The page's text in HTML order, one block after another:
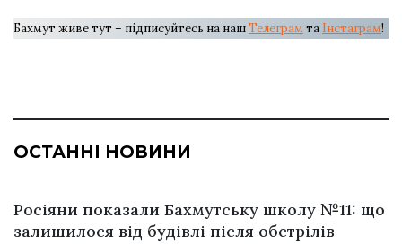
Бахмут живе тут – підписуйтесь на нашТелеграм та Інстаграм!
ОСТАННІ НОВИНИ
Росіяни показали Бахмутську школу №11: що
залишилося від будівлі після обстрілів